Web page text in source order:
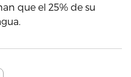
que el 25% de su